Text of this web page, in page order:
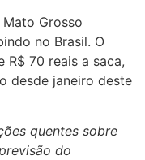
Grosso
no Brasil. O
R$ 70 reais a saca,
desde janeiro deste
quentes sobre
do